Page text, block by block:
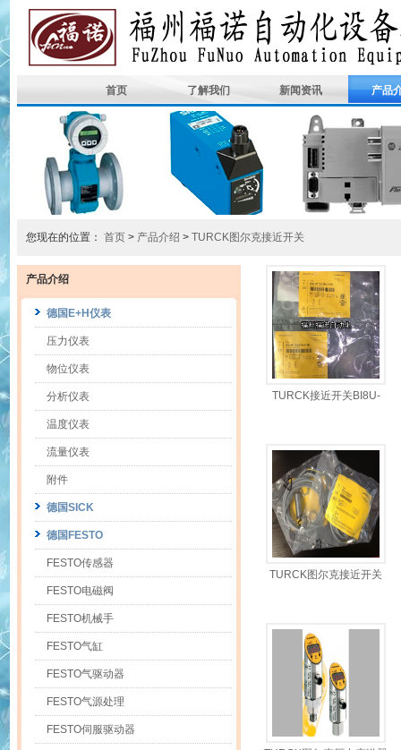
首页 了解我们 新闻资讯 产品
您现在的位置： 首页 > 产品介绍 > TURCK图尔克接近开关
产品介绍
德国E+H仪表
压力仪表
物位仪表
分析仪表
温度仪表
流量仪表
附件
德国SICK
德国FESTO
FESTO传感器
FESTO电磁阀
FESTO机械手
FESTO气缸
FESTO气驱动器
FESTO气源处理
FESTO伺服驱动器
TURCK接近开关BI8U-
TURCK图尔克接近开关